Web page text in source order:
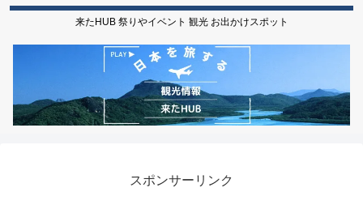
来たHUB 祭りやイベント 観光 お出かけスポット
スポンサーリンク